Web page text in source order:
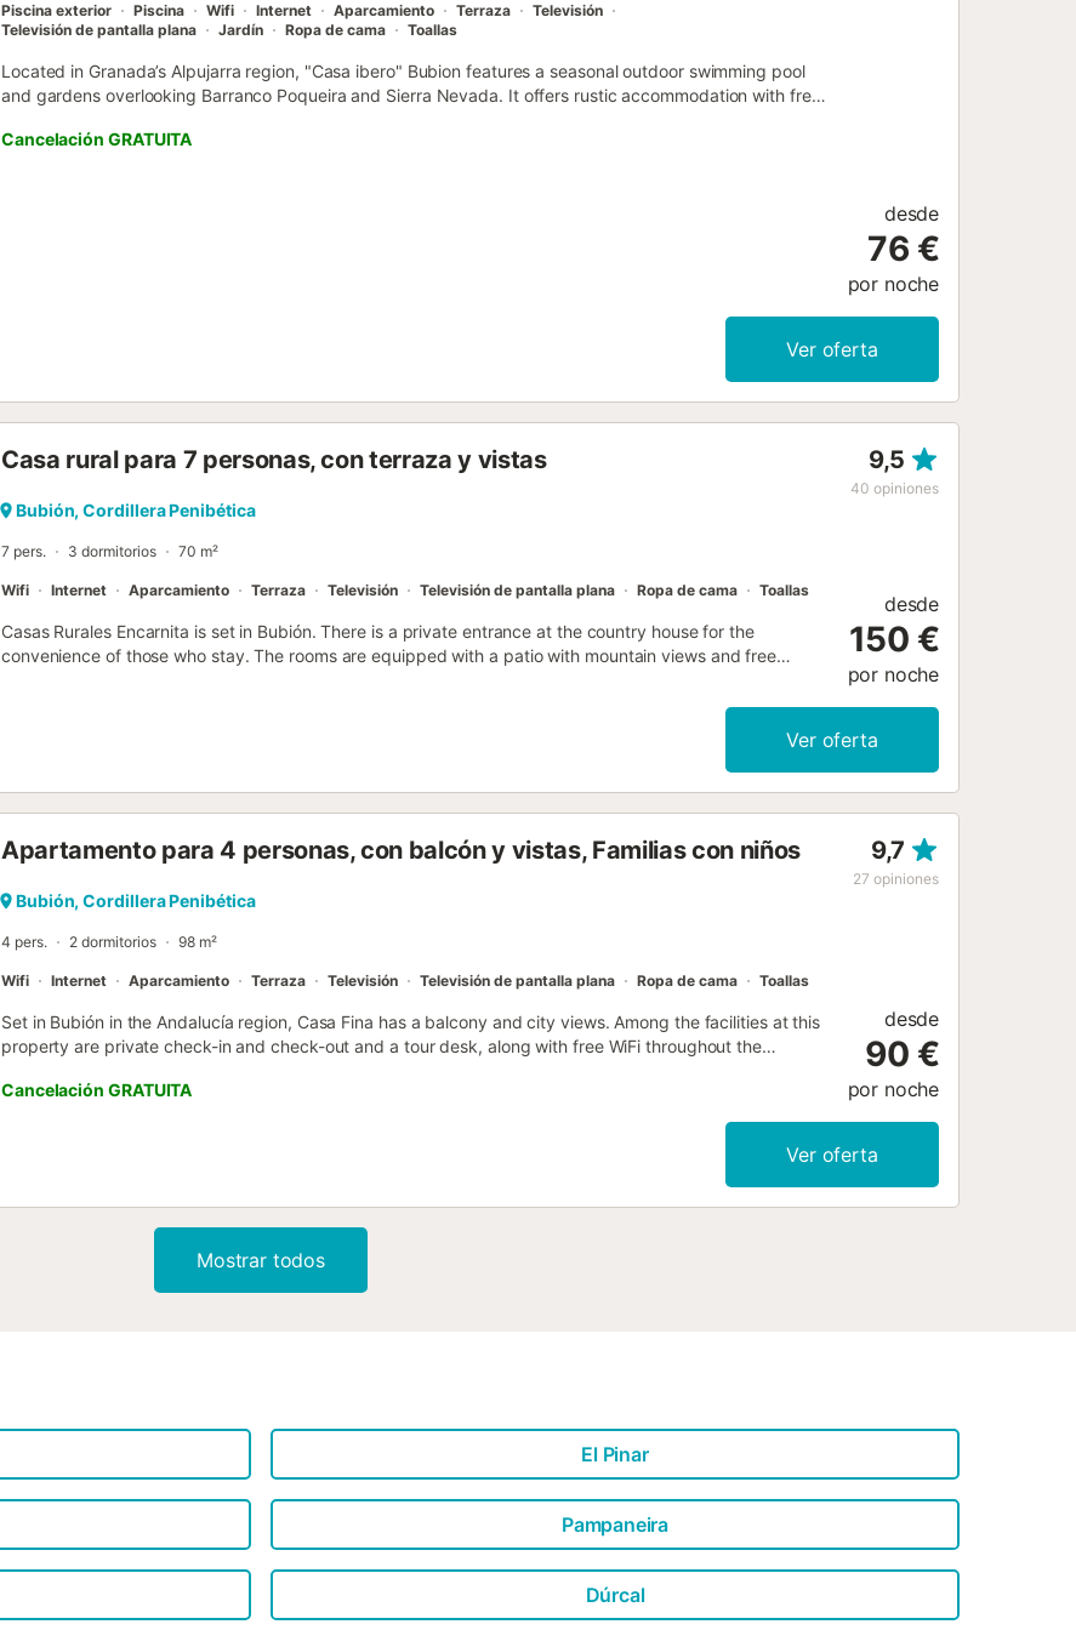
Piscina exterior Piscina Wifi Internet Aparcamiento Terraza
Televisión
Televisión de pantalla plana
Jardín Ropa de cama Toallas
Located in Granada’s Alpujarra region, "Casa ibero" Bubion features a seasonal outdoor swimming pool
and gardens overlooking Barranco Poqueira and Sierra Nevada. It offers rustic accommodation with free
Cancelación GRATUITA
desde
76 €
por noche
Ver oferta
Casa rural para 7 personas, con terraza y vistas 9,5
40 opiniones
Bubión, Cordillera Penibética
7 pers. 3 dormitorios 70 m²
Wifi Internet Aparcamiento Terraza Televisión Televisión de pantalla plana Ropa de cama Toallas
Casas Rurales Encarnita is set in Bubión. There is a private entrance at the country house for the
convenience of those who stay. The rooms are equipped with a patio with mountain views and free
desde
150 €
por noche
Ver oferta
Apartamento para 4 personas, con balcón y vistas, Familias con niños 9,7
27 opiniones
Bubión, Cordillera Penibética
4 pers. 2 dormitorios 98 m²
Wifi Internet Aparcamiento Terraza Televisión Televisión de pantalla plana Ropa de cama Toallas
Set in Bubión in the Andalucía region, Casa Fina has a balcony and city views. Among the facilities at this
property are private check-in and check-out and a tour desk, along with free WiFi throughout the
Cancelación GRATUITA
desde
90 €
por noche
Ver oferta
Mostrar todos
El Pinar
Pampaneira
Dúrcal